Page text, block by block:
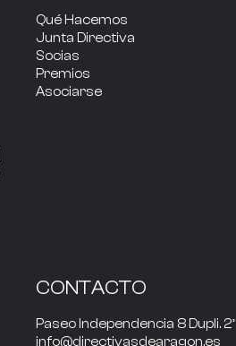
Qué Hacemos
Junta Directiva
Socias
Premios
Asociarse
CONTACTO
Paseo Independencia 8 Dupli. 2º
info@directivasdearagon.es